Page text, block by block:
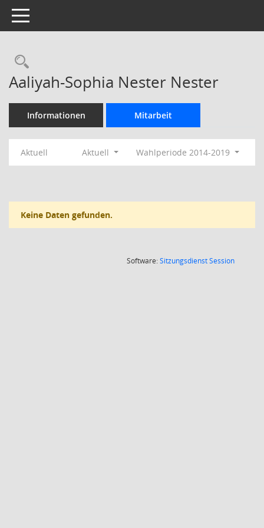
Toggle navigation
Rechercheauswahl
Aaliyah-Sophia Nester Nester
Informationen Mitarbeit
Aktuell Aktuell Wahlperiode 2014-2019
Keine Daten gefunden.
Software:SitzungsdienstSession(Wird in